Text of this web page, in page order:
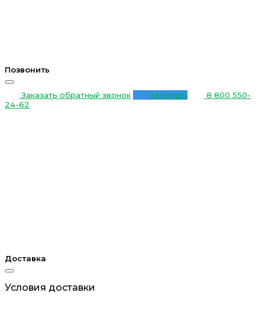
Позвонить
Заказать обратный звонок Telegram
8 800 550-
24-62
Доставка
Условия доставки